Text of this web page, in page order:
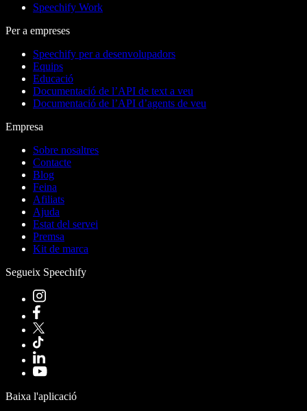
Speechify Work
Per a empreses
Speechify per a desenvolupadors
Equips
Educació
Documentació de l’API de text a veu
Documentació de l’API d’agents de veu
Empresa
Sobre nosaltres
Contacte
Blog
Feina
Afiliats
Ajuda
Estat del servei
Premsa
Kit de marca
Segueix Speechify
Baixa l'aplicació